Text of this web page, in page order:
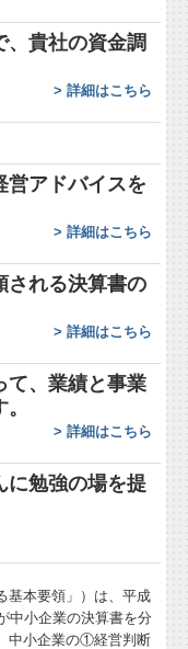
、貴社の資金調
>詳細はこちら
営アドバイスを
>詳細はこちら
される決算書の
>詳細はこちら
て、業績と事業
>詳細はこちら
に勉強の場を提
基本要領」）は、平成
中小企業の決算書を分
中小企業の①経営判断